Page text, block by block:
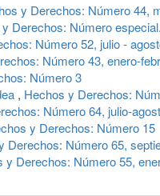
y Derechos: Número 44,
Derechos: Número
Número 52, julio -
Número 43, enero-
Número 3
, Hechos y Derechos:
Número 64, julio-
y Derechos: Número 15
Derechos: Número 65,
y Derechos: Número 55,